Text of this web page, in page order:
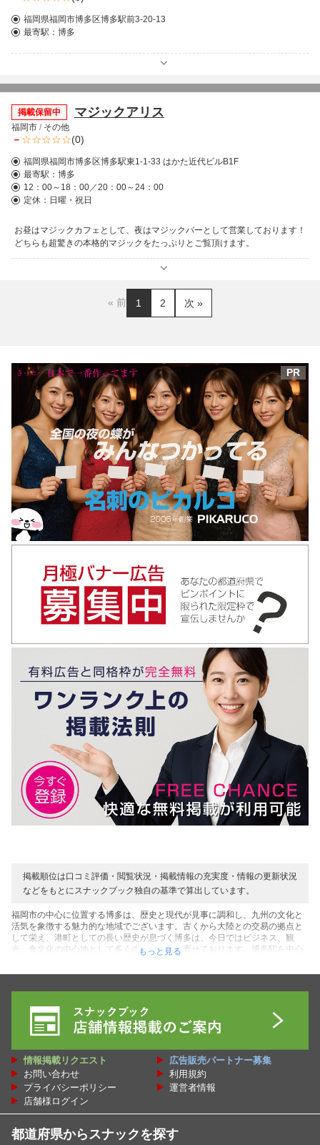
福岡県福岡市博多区博多駅前3-20-13
最寄駅： 博多
掲載保留中 マジックアリス
福岡市 / その他
－ (0)
福岡県福岡市博多区博多駅東1-1-33 はかた近代ビルB1F
最寄駅： 博多
12：00～18：00／20：00～24：00
定休：日曜・祝日
お昼はマジックカフェとして、夜はマジックバーとして営業しております！
どちらも超驚きの本格的マジックをたっぷりとご覧頂けます。
« 前 1 2 次 »
PR
掲載順位は口コミ評価・閲覧状況・掲載情報の充実度・情報の更新状況
などをもとにスナックブック独自の基準で算出しています。
福岡市の中心に位置する博多は、歴史と現代が見事に調和し、九州の文化と
活気を象徴する魅力的な地域でございます。古くから大陸との交易の拠点と
して栄え、港町としての長い歴史が息づく博多は、今日ではビジネス、観
光、食文化の中心地として多くの人々を引き寄せております。博多駅を中心
ぶ一方で、櫛田神社や承天寺といった歴史的な名所が点在し、過去と現在が
味覚を堪能できる飲食店が数多くございます。また、毎年夏に開催される博
多祇園山笠は、勇壮な山笠の追い山と地域住民の情熱が一体となった祭り
で、博多の伝統とコミュニティの絆を象徴する一大イベントとして知られて
て語らう温かな光景が広がります。交通の便も良く、福岡空港や新幹線を通
じて国内外からのアクセスが容易な博多は、ビジネスと観光の両方で訪れる
方々を温かく迎え入れます。歴史、文化、美食、そして人々の活気が織りな
す博多は、訪れるすべての方に深い感動と新たな発見をお届けする、福岡の
誇るべき心の故郷でございます。そんな博多で楽しめるスナック・パブ・バ
コミ・レビューや割引クーポン、表示順での人気ランキングとして紹介して
もっと見る
都道府県からスナックを探す
情報掲載リクエスト
広告販売パートナー募集
お問い合わせ
利用規約
プライバシーポリシー
運営者情報
店舗様ログイン